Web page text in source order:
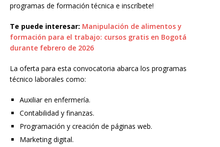
programas de formación técnica e inscríbete!
Te puede interesar: Manipulación de alimentos y
formación para el trabajo: cursos gratis en Bogotá
durante febrero de 2026
La oferta para esta convocatoria abarca los programas
técnico laborales como:
Auxiliar en enfermería.
Contabilidad y finanzas.
Programación y creación de páginas web.
Marketing digital.